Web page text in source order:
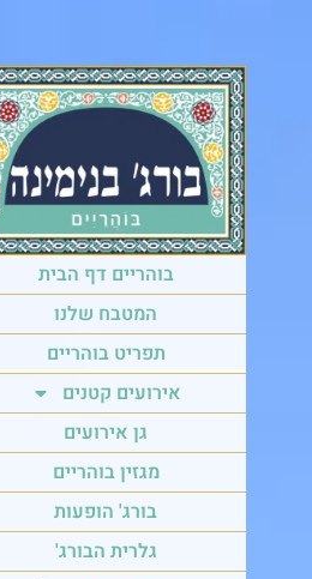
בוהריים דף הבית
המטבח שלנו
תפריט בוהריים
אירועים קטנים
גן אירועים
מגזין בוהריים
בורג' הופעות
גלרית הבורג'